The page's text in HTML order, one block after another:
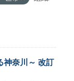
神奈川～ 改訂